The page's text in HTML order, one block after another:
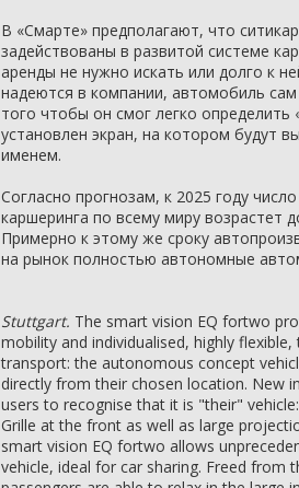
В «Смарте» предполагают, что
задействованы в развитой системе
аренды не нужно искать или долго к
надеются в компании, автомобиль сам
того чтобы он смог легко определить
установлен экран, на котором будут
именем.
Согласно прогнозам, к 2025 году
каршеринга по всему миру возрастет
Примерно к этому же сроку
на рынок полностью автономные
Stuttgart. The smart vision EQ fortwo
mobility and individualised, highly
transport: the autonomous concept
directly from their chosen location. New
users to recognise that it is "their"
Grille at the front as well as large
smart vision EQ fortwo allows
vehicle, ideal for car sharing. Freed from